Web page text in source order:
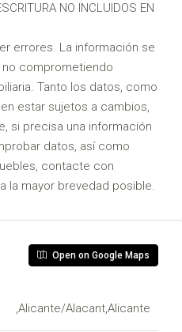
NO INCLUIDOS EN
errores. La información se
no comprometiendo
Tanto los datos, como
estar sujetos a cambios,
si precisa una información
datos, así como
contacte con
la mayor brevedad posible.
Open on Google Maps
,Alicante/Alacant,Alicante